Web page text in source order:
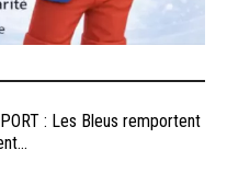
: Les Bleus remportent